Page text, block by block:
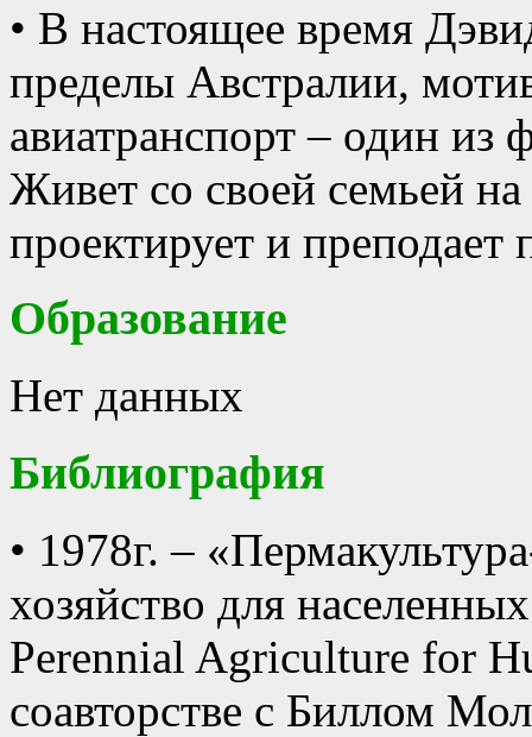
• В настоящее время
пределы Австралии,
авиатранспорт – один из
Живет со своей семьей
проектирует и преподает
Образование
Нет данных
Библиография
• 1978г. –
хозяйство для
Perennial Agriculture for
соавторстве с Биллом